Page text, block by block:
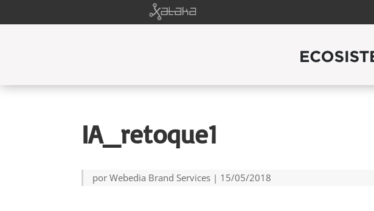
IA_retoque1
porWebedia Brand Services | 15/05/2018